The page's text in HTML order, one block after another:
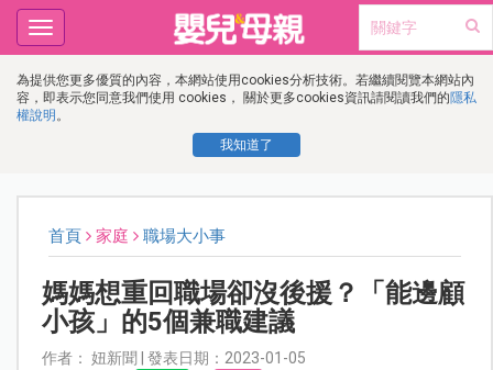
為提供您更多優質的內容，本網站使用cookies分析技術。若繼續閱覽本網站內
容，即表示您同意我們使用 cookies， 關於更多cookies資訊請閱讀我們的隱私
權說明 。
我知道了
Toggle
navigation
首頁 家庭 職場大小事
媽媽想重回職場卻沒後援？「能邊顧
小孩」的5個兼職建議
作者： 妞新聞 | 發表日期：2023-01-05